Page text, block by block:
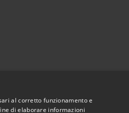
al corretto funzionamento e
di elaborare informazioni